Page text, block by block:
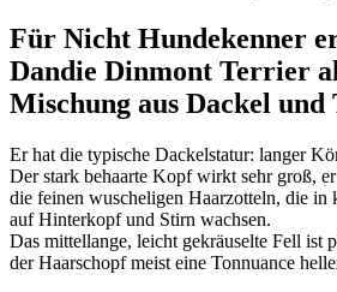
Für Nicht Hundekenner
Dandie Dinmont Terrier
Mischung aus Dackel und
Er hat die typische Dackelstatur: langer
Der stark behaarte Kopf wirkt sehr groß,
die feinen wuscheligen Haarzotteln, die in
auf Hinterkopf und Stirn wachsen.
Das mittellange, leicht gekräuselte Fell ist
der Haarschopf meist eine Tonnuance